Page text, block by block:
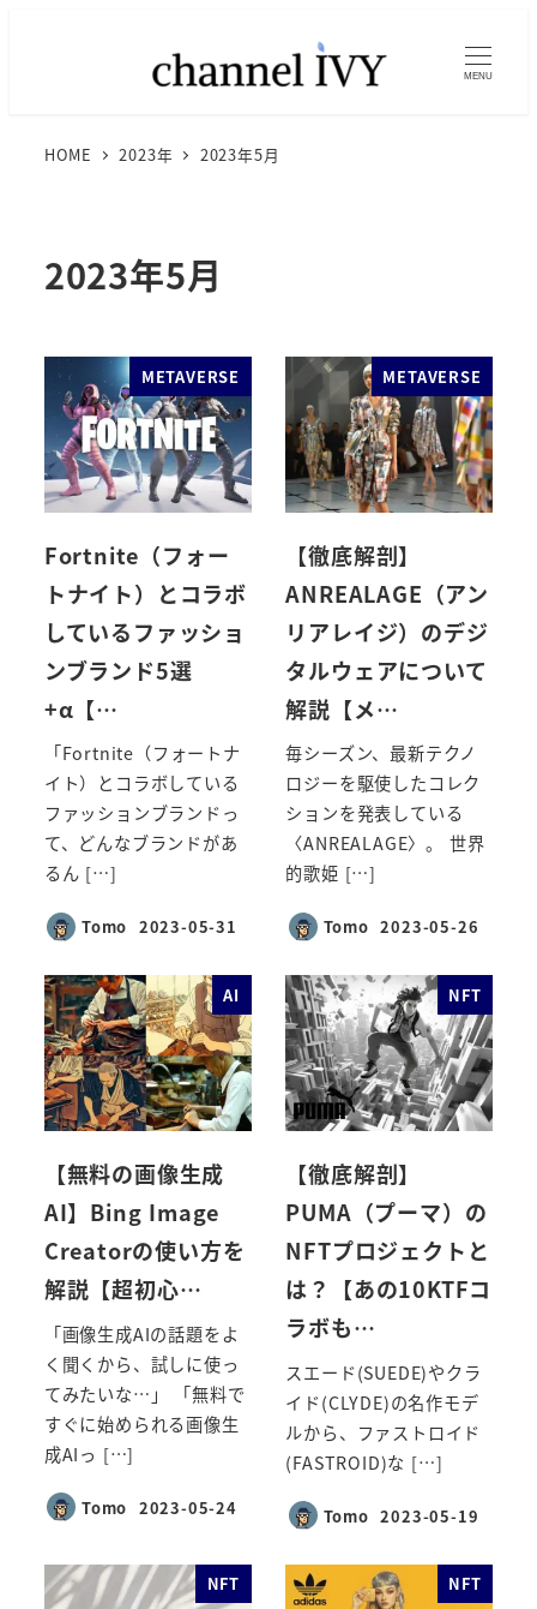
MENU
HOME 2023年 2023年5月
2023年5月
METAVERSE
Fortnite（フォー
トナイト）とコラボ
しているファッショ
ンブランド5選
+α【…
「Fortnite（フォートナ
イト）とコラボしている
ファッションブランドっ
て、どんなブランドがあ
るん […]
Tomo
投稿日
2023-05-31
METAVERSE
【徹底解剖】
ANREALAGE（アン
リアレイジ）のデジ
タルウェアについて
解説【メ…
毎シーズン、最新テクノ
ロジーを駆使したコレク
ションを発表している
〈ANREALAGE〉。 世界
的歌姫 […]
Tomo
投稿日
2023-05-26
AI
【無料の画像生成
AI】Bing Image
Creatorの使い方を
解説【超初心…
「画像生成AIの話題をよ
く聞くから、試しに使っ
てみたいな…」 「無料で
すぐに始められる画像生
成AIっ […]
Tomo
投稿日
2023-05-24
NFT
【徹底解剖】
PUMA（プーマ）の
NFTプロジェクトと
は？【あの10KTFコ
ラボも…
スエード(SUEDE)やクラ
イド(CLYDE)の名作モデ
ルから、ファストロイド
(FASTROID)な […]
Tomo
投稿日
2023-05-19
NFT NFT